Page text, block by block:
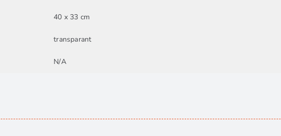
40 x 33 cm
transparant
N/A